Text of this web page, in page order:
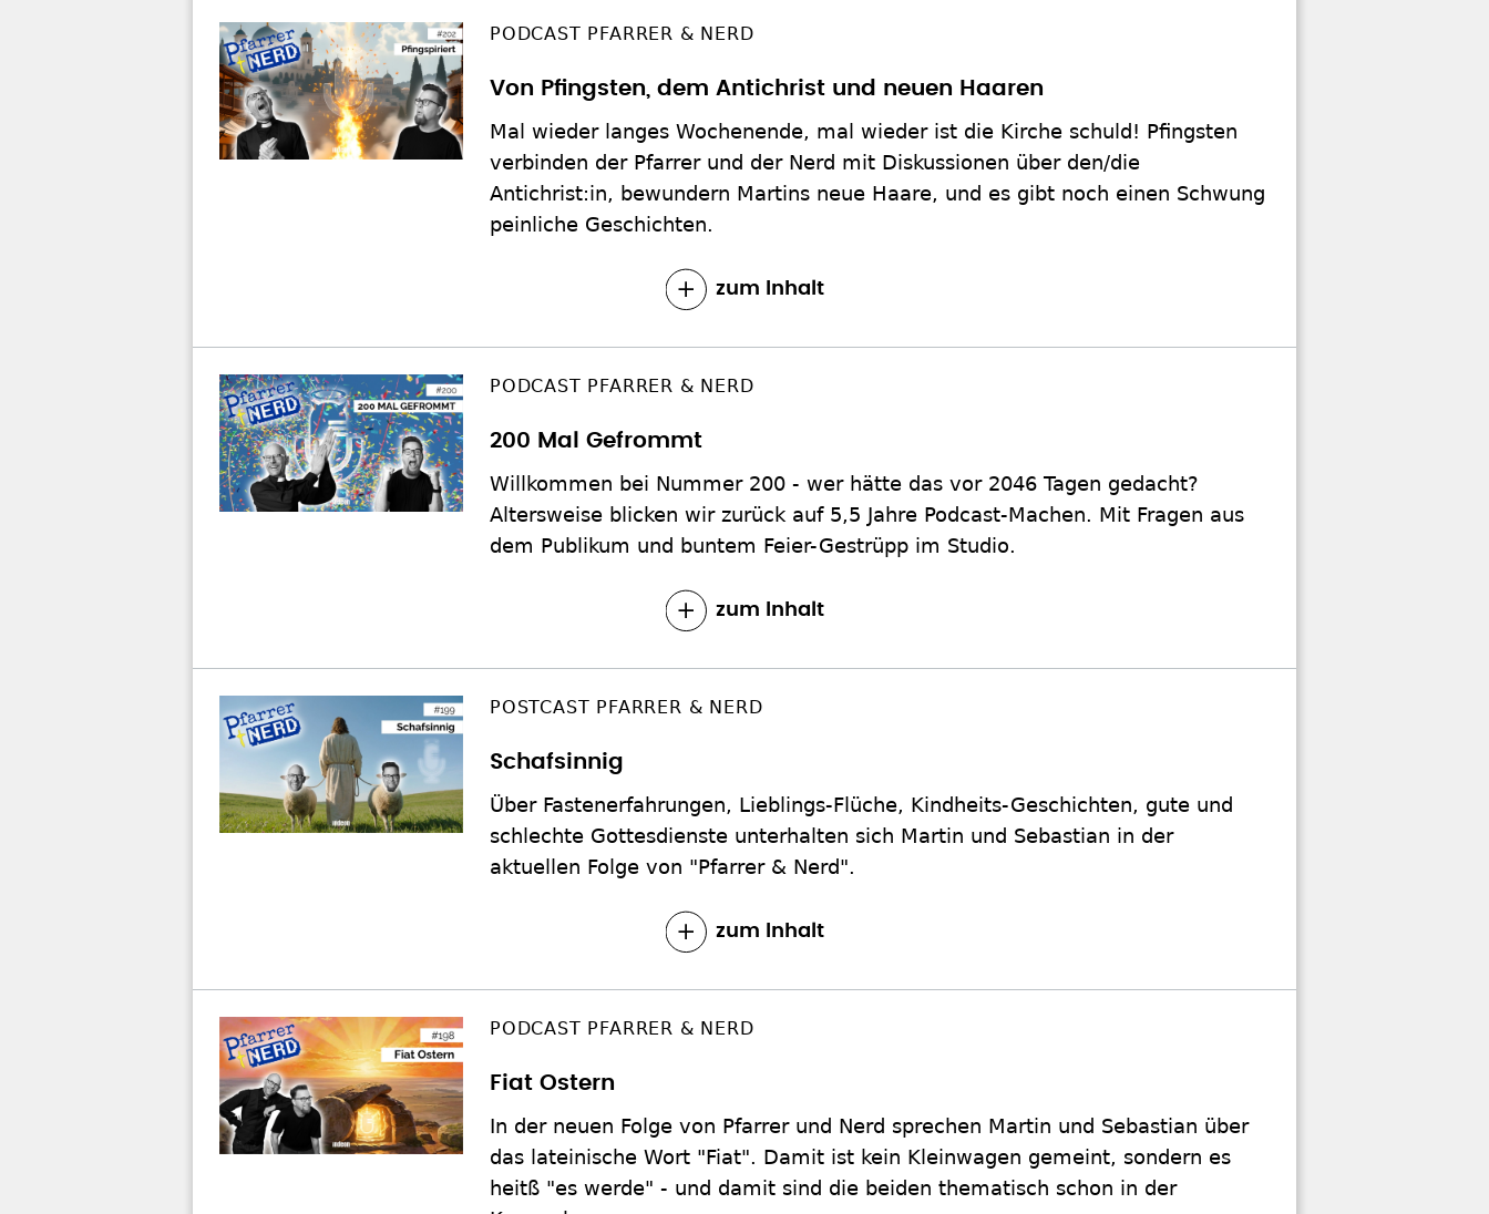
PODCAST PFARRER & NERD
Von Pfingsten, dem Antichrist und neuen Haaren
Mal wieder langes Wochenende, mal wieder ist die Kirche schuld! Pfingsten
verbinden der Pfarrer und der Nerd mit Diskussionen über den/die
Antichrist:in, bewundern Martins neue Haare, und es gibt noch einen Schwung
peinliche Geschichten.
zum Inhalt
PODCAST PFARRER & NERD
200 Mal Gefrommt
Willkommen bei Nummer 200 - wer hätte das vor 2046 Tagen gedacht?
Altersweise blicken wir zurück auf 5,5 Jahre Podcast-Machen. Mit Fragen aus
dem Publikum und buntem Feier-Gestrüpp im Studio.
zum Inhalt
POSTCAST PFARRER & NERD
Schafsinnig
Über Fastenerfahrungen, Lieblings-Flüche, Kindheits-Geschichten, gute und
schlechte Gottesdienste unterhalten sich Martin und Sebastian in der
aktuellen Folge von "Pfarrer & Nerd".
zum Inhalt
PODCAST PFARRER & NERD
Fiat Ostern
In der neuen Folge von Pfarrer und Nerd sprechen Martin und Sebastian über
das lateinische Wort "Fiat". Damit ist kein Kleinwagen gemeint, sondern es
heitß "es werde" - und damit sind die beiden thematisch schon in der